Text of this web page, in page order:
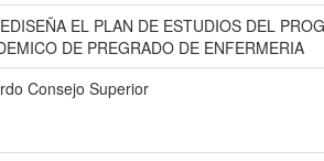
EL PLAN DE ESTUDIOS DEL
DE PREGRADO DE ENFERMERIA
Consejo Superior